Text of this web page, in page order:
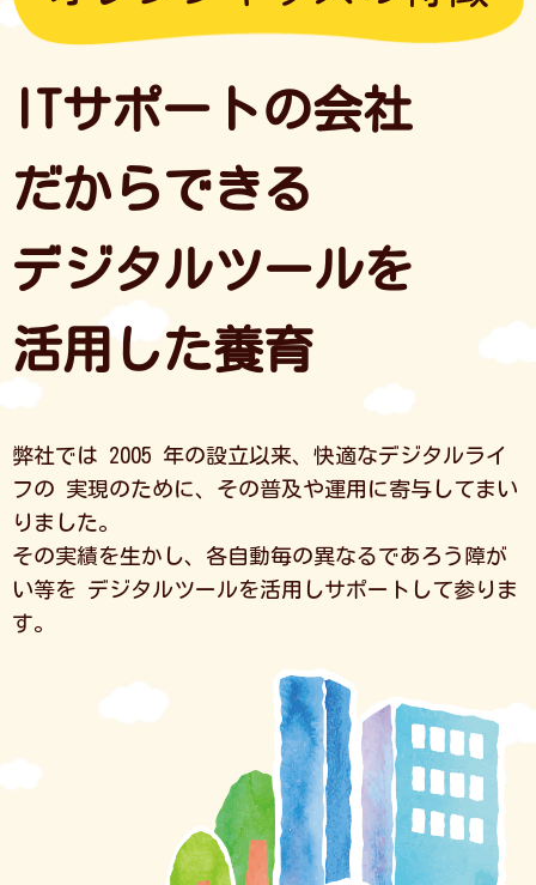
ITサポートの会社
だからできる
デジタルツールを
活用した養育
弊社では 2005 年の設立以来、快適なデジタルライ
フの 実現のために、その普及や運用に寄与してまい
りました。
その実績を生かし、各自動毎の異なるであろう障が
い等を デジタルツールを活用しサポートして参りま
す。